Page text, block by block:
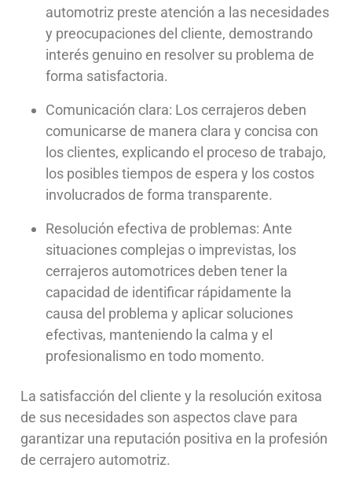
automotriz preste atención a las necesidades
y preocupaciones del cliente, demostrando
interés genuino en resolver su problema de
forma satisfactoria.
Comunicación clara: Los cerrajeros deben
comunicarse de manera clara y concisa con
los clientes, explicando el proceso de trabajo,
los posibles tiempos de espera y los costos
involucrados de forma transparente.
Resolución efectiva de problemas: Ante
situaciones complejas o imprevistas, los
cerrajeros automotrices deben tener la
capacidad de identificar rápidamente la
causa del problema y aplicar soluciones
efectivas, manteniendo la calma y el
profesionalismo en todo momento.
La satisfacción del cliente y la resolución exitosa
de sus necesidades son aspectos clave para
garantizar una reputación positiva en la profesión
de cerrajero automotriz.